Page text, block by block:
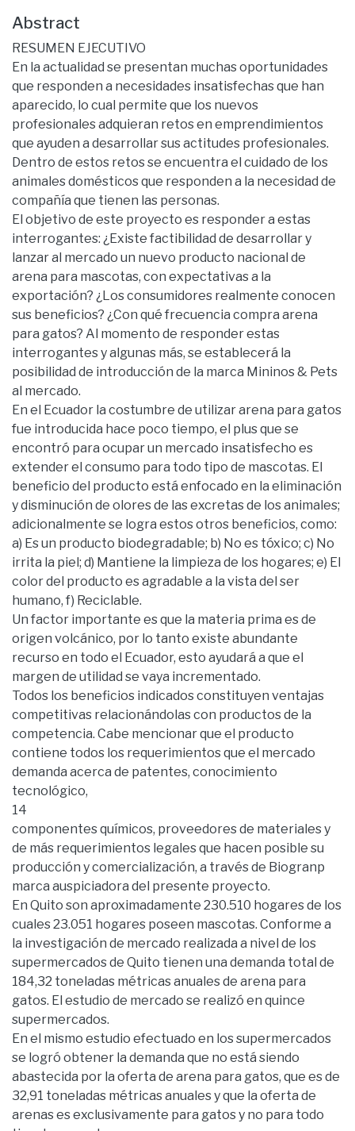
Abstract
RESUMEN EJECUTIVO
En la actualidad se presentan muchas oportunidades
que responden a necesidades insatisfechas que han
aparecido, lo cual permite que los nuevos
profesionales adquieran retos en emprendimientos
que ayuden a desarrollar sus actitudes profesionales.
Dentro de estos retos se encuentra el cuidado de los
animales domésticos que responden a la necesidad de
compañía que tienen las personas.
El objetivo de este proyecto es responder a estas
interrogantes: ¿Existe factibilidad de desarrollar y
lanzar al mercado un nuevo producto nacional de
arena para mascotas, con expectativas a la
exportación? ¿Los consumidores realmente conocen
sus beneficios? ¿Con qué frecuencia compra arena
para gatos? Al momento de responder estas
interrogantes y algunas más, se establecerá la
posibilidad de introducción de la marca Mininos & Pets
al mercado.
En el Ecuador la costumbre de utilizar arena para gatos
fue introducida hace poco tiempo, el plus que se
encontró para ocupar un mercado insatisfecho es
extender el consumo para todo tipo de mascotas. El
beneficio del producto está enfocado en la eliminación
y disminución de olores de las excretas de los animales;
adicionalmente se logra estos otros beneficios, como:
a) Es un producto biodegradable; b) No es tóxico; c) No
irrita la piel; d) Mantiene la limpieza de los hogares; e) El
color del producto es agradable a la vista del ser
humano, f) Reciclable.
Un factor importante es que la materia prima es de
origen volcánico, por lo tanto existe abundante
recurso en todo el Ecuador, esto ayudará a que el
margen de utilidad se vaya incrementado.
Todos los beneficios indicados constituyen ventajas
competitivas relacionándolas con productos de la
competencia. Cabe mencionar que el producto
contiene todos los requerimientos que el mercado
demanda acerca de patentes, conocimiento
tecnológico,
14
componentes químicos, proveedores de materiales y
de más requerimientos legales que hacen posible su
producción y comercialización, a través de Biogranp
marca auspiciadora del presente proyecto.
En Quito son aproximadamente 230.510 hogares de los
cuales 23.051 hogares poseen mascotas. Conforme a
la investigación de mercado realizada a nivel de los
supermercados de Quito tienen una demanda total de
184,32 toneladas métricas anuales de arena para
gatos. El estudio de mercado se realizó en quince
supermercados.
En el mismo estudio efectuado en los supermercados
se logró obtener la demanda que no está siendo
abastecida por la oferta de arena para gatos, que es de
32,91 toneladas métricas anuales y que la oferta de
arenas es exclusivamente para gatos y no para todo